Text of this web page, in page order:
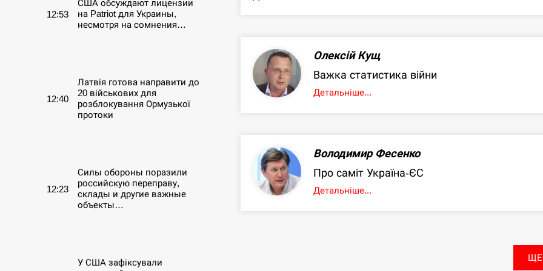
12:53
США обсуждают лицензии
на Patriot для Украины,
несмотря на сомнения…
12:40
Латвія готова направити до
20 військових для
розблокування Ормузької
протоки
12:23
Силы обороны поразили
российскую переправу,
склады и другие важные
объекты…
У США зафіксували
Олексій Кущ
Важка статистика війни
Детальніше...
Володимир Фесенко
Про саміт Україна-ЄС
Детальніше...